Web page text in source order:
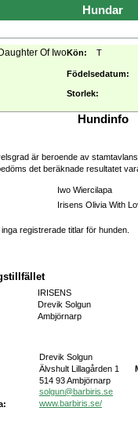
Hundar
Of IwoKön: T
Födelsedatum:
Storlek:
Hundinfo
är beroende av
det beräknade resultatet
Iwo Wiercilapa
Irisens Olivia With
inga registrerade titlar för hunden.
IRISENS
Drevik Solgun
Ambjörnarp
Drevik Solgun
Älvshult Lillagården 1
514 93 Ambjörnarp
solgun@barbiris.se
www.barbiris.se/